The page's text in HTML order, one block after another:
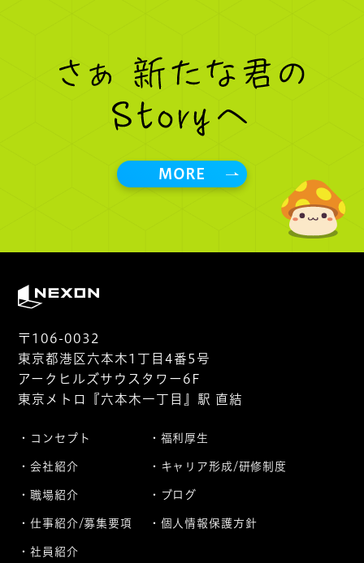
MORE
〒106-0032
東京都港区六本木1丁目4番5号
アークヒルズサウスタワー6F
東京メトロ『六本木一丁目』駅 直結
コンセプト
会社紹介
職場紹介
仕事紹介/募集要項
社員紹介
福利厚生
キャリア形成/研修制度
ブログ
個人情報保護方針